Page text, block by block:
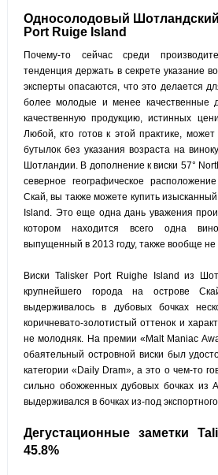
Односолодовый
Port Ruige Island
Почему-то сейчас среди
тенденция держать в секрете указание
эксперты опасаются, что это делается
более молодые и менее качественные
качественную продукцию, истинных
Любой, кто готов к этой практике, может
бутылок без указания возраста на
Шотландии. В дополнение к виски 57°
северное географическое
Скай, вы также можете купить
Island. Это еще одна дань уважения
котором находится всего одна
выпущенный в 2013 году, также вообще
Виски Talisker Port Ruighe Island из
крупнейшего города на острове
выдерживалось в дубовых бочках
коричневато-золотистый оттенок и
не молодняк. На премии «Malt Maniac
обаятельный островной виски был
категории «Daily Dram», а это о чем-то
сильно обожженных дубовых бочках из
выдерживался в бочках из-под
Дегустационные заметки
45.8%